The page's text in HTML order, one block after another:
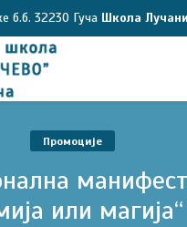
б.б. 32230 Гуча Школа
или магија“
Промоције